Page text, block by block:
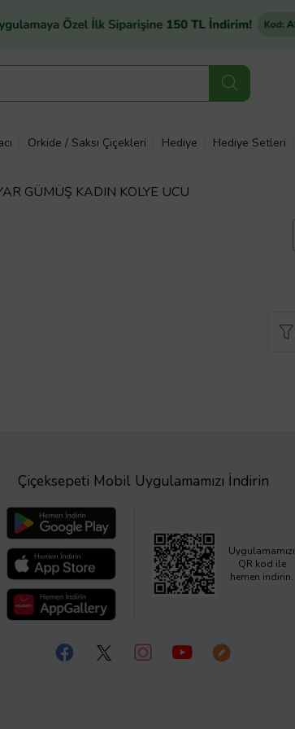
Orkide / Saksı Çiçekleri Hediye Hediye Setleri
GÜMÜŞ KADIN KOLYE UCU
Çiçeksepeti Mobil Uygulamamızı İndirin
Uygulamamızı
QR kod ile
hemen indirin.